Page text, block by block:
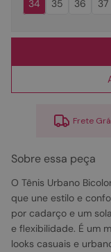
34
35 36 37
Frete
Sobre essa peça
O Tênis Urbano
que une estilo e
por cadarço e um
e flexibilidade. É um
looks casuais e
10º scarpin